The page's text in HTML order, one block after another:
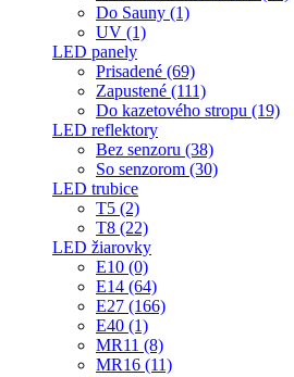
Do Sauny (1)
UV (1)
LED panely
Prisadené (69)
Zapustené (111)
Do kazetového stropu (19)
LED reflektory
Bez senzoru (38)
So senzorom (30)
LED trubice
T5 (2)
T8 (22)
LED žiarovky
E10 (0)
E14 (64)
E27 (166)
E40 (1)
MR11 (8)
MR16 (11)